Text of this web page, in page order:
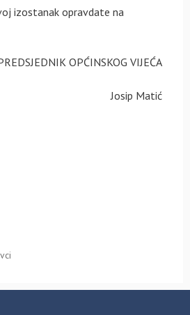
izostanak opravdate na
OPĆINSKOG VIJEĆA
Josip Matić